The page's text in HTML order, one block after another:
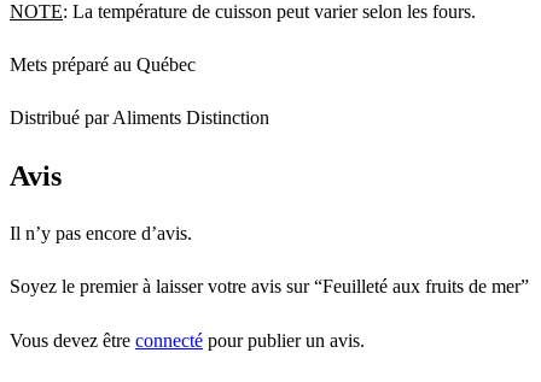
NOTE: La température de cuisson peut varier selon les fours.
Mets préparé au Québec
Distribué par Aliments Distinction
Avis
Il n’y pas encore d’avis.
Soyez le premier à laisser votre avis sur “Feuilleté aux fruits de mer”
Vous devez être connecté pour publier un avis.